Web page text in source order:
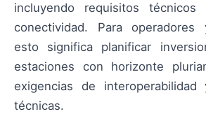
incluyendo requisitos
conectividad. Para operadores
esto significa planificar
estaciones con horizonte
exigencias de interoperabilidad
técnicas.